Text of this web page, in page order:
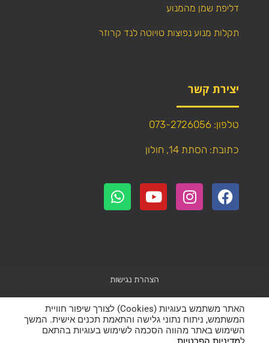
דליפת שמן מהמנוע
תקלות מנוע נפוצות טויוטה לנד קרוזר
יצירת קשר
טלפון: 073-2726056
כתובת: הסתת 14, חולון
הצהרת נגישות
Powered byWebResult
כל הזכויות שמורות – אין להעתיק תוכן (טקסט ותמונות) מהאתר!
האתר משתמש בעוגיות (Cookies) לצורך שיפור חוויית
המשתמש, ניתוח נתוני גלישה והתאמת תכנים אישית. המשך
השימוש באתר מהווה הסכמה לשימוש בעוגיות בהתאם